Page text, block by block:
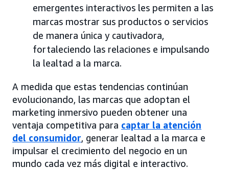
emergentes interactivos les permiten a las
marcas mostrar sus productos o servicios
de manera única y cautivadora,
fortaleciendo las relaciones e impulsando
la lealtad a la marca.
A medida que estas tendencias continúan
evolucionando, las marcas que adoptan el
marketing inmersivo pueden obtener una
ventaja competitiva para captar la atención
del consumidor, generar lealtad a la marca e
impulsar el crecimiento del negocio en un
mundo cada vez más digital e interactivo.